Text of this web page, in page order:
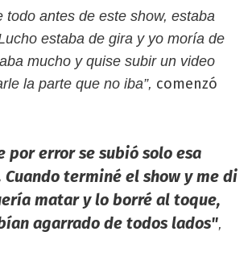
todo antes de este show, estaba
estaba de gira y yo moría de
mucho y quise subir un video
la parte que no iba”, comenzó
por error se subió solo esa
terminé el show y me di
matar y lo borré al toque,
agarrado de todos lados",